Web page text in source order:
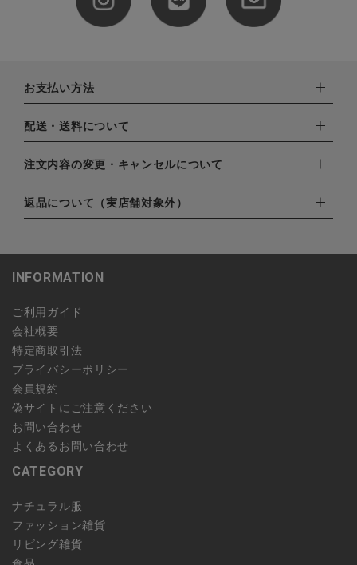
お支払い方法
下記お支払い方法よりお選びいただけます。
・クレジットカード（VISA,mastercard,JCB,AMERICAN
EXPRESS,Diners Club）
・amazonペイメント
・楽天ペイ
・PayPay
配送・送料について
配達業者：日本郵便
北海道：1,400円
注文内容の変更・キャンセルについて
ご注文日当日から翌日のAM9:00までにご連絡頂いた場合はキャ
ンセルは可能です。
します。
予約商品など一部キャンセルが出来ない場合がございます。あら
かじめご了承ください。
返品について（実店舗対象外）
こちら よりご依頼ください。
INFORMATION
ご利用ガイド
会社概要
特定商取引法
プライバシーポリシー
会員規約
偽サイトにご注意ください
お問い合わせ
よくあるお問い合わせ
CATEGORY
ナチュラル服
ファッション雑貨
リビング雑貨